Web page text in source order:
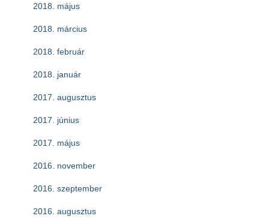
2018. május
2018. március
2018. február
2018. január
2017. augusztus
2017. június
2017. május
2016. november
2016. szeptember
2016. augusztus